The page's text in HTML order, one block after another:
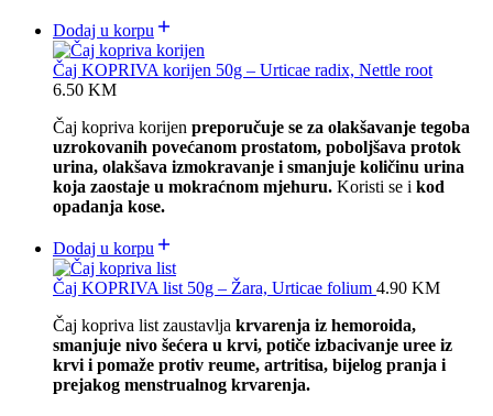
Dodaj u korpu
Čaj KOPRIVA korijen 50g – Urticae radix, Nettle root
6.50 KM
Čaj kopriva korijen preporučuje se za olakšavanje tegoba
uzrokovanih povećanom prostatom, poboljšava protok
urina, olakšava izmokravanje i smanjuje količinu urina
koja zaostaje u mokraćnom mjehuru. Koristi se i kod
opadanja kose.
Dodaj u korpu
Čaj KOPRIVA list 50g – Žara, Urticae folium 4.90 KM
Čaj kopriva list zaustavlja krvarenja iz hemoroida,
smanjuje nivo šećera u krvi, potiče izbacivanje uree iz
krvi i pomaže protiv reume, artritisa, bijelog pranja i
prejakog menstrualnog krvarenja.